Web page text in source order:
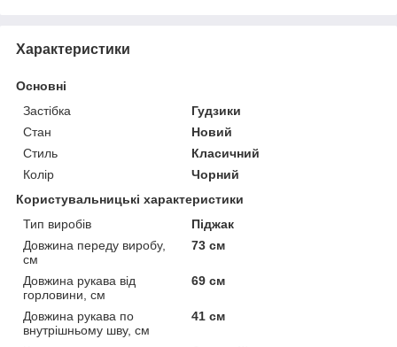
Характеристики
Основні
Застібка
Гудзики
Стан
Новий
Стиль
Класичний
Колір
Чорний
Користувальницькі характеристики
Тип виробів
Піджак
Довжина переду виробу,
см
73 см
Довжина рукава від
горловини, см
69 см
Довжина рукава по
внутрішньому шву, см
41 см